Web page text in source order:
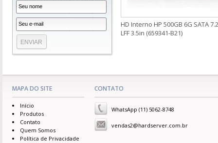
HD Interno HP 500GB 6G SATA
LFF 3.5in (659341-B21)
MAPA DO SITE
Início
Produtos
Contato
Quem Somos
Política de Privacidade
CONTATO
WhatsApp (11) 5062-8748
vendas2@hardserver.com.br